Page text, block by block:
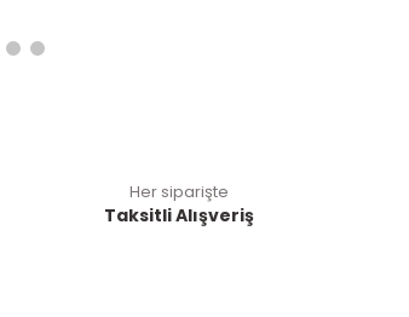
Her siparişte
Taksitli Alışveriş